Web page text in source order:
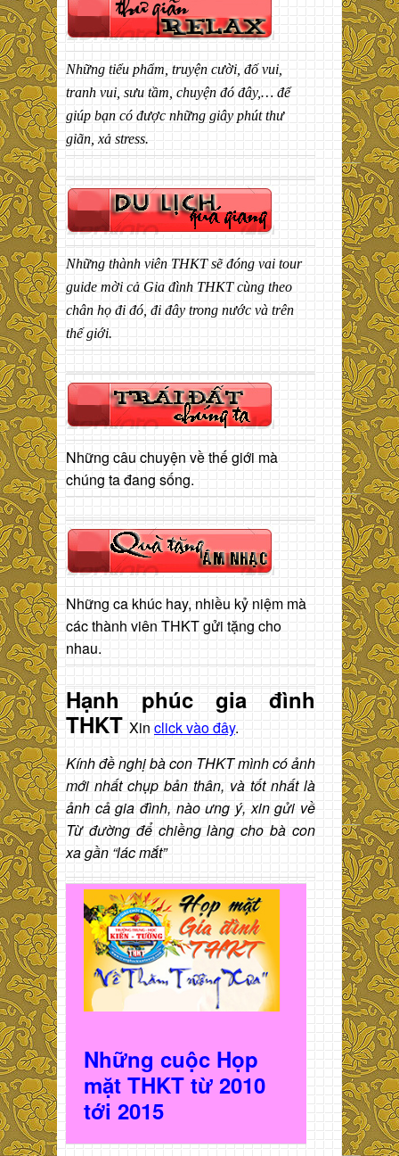
Những tiểu phẩm, truyện cười, đố vui,
tranh vui, sưu tầm, chuyện đó đây,… để
giúp bạn có được những giây phút thư
giãn, xả stress.
Những thành viên THKT sẽ đóng vai tour
guide mời cả Gia đình THKT cùng theo
chân họ đi đó, đi đây trong nước và trên
thế giới.
Những câu chuyện về thế giới mà
chúng ta đang sống.
Những ca khúc hay, nhiều kỷ niệm mà
các thành viên THKT gửi tặng cho
nhau.
Hạnh phúc gia đình
THKT Xin click vào đây.
Kính đề nghị bà con THKT mình có ảnh
mới nhất chụp bản thân, và tốt nhất là
ảnh cả gia đình, nào ưng ý, xin gửi về
Từ đường để chiềng làng cho bà con
xa gần “lác mắt”
Những cuộc Họp
mặt THKT từ 2010
tới 2015